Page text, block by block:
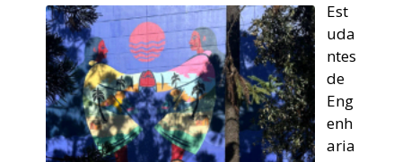
Est
uda
ntes
de
Eng
enh
aria